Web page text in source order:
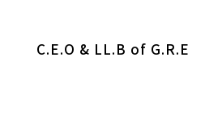
C.E.O & LL.B of G.R.E